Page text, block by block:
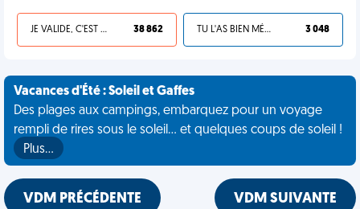
JE VALIDE, C'EST UNE VDM 38 862 TU L'AS BIEN MÉRITÉ 3 048
Vacances d'Été : Soleil et Gaffes
Des plages aux campings, embarquez pour un voyage
rempli de rires sous le soleil... et quelques coups de soleil !
Plus…
VDM PRÉCÉDENTE VDM SUIVANTE